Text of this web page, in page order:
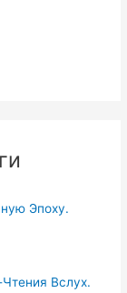
Эпоху.
Вслух.